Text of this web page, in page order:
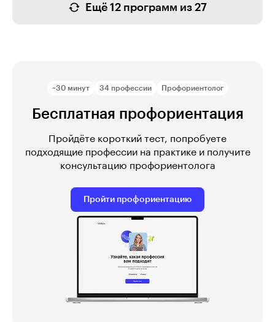
Ещё 12 программ из 27
~30 минут 34 профессии Профориентолог
Бесплатная профориентация
Пройдёте короткий тест, попробуете
подходящие профессии на практике и получите
консультацию профориентолога
Пройти профориентацию